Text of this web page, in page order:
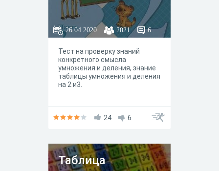
26.04.2020 2021 6
Тест на проверку знаний
конкретного смысла
умножения и деления, знание
таблицы умножения и деления
на 2 и3.
24 6
Таблица